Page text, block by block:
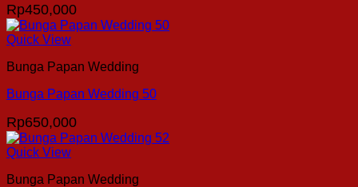
Rp450,000
Quick View
Bunga Papan Wedding
Bunga Papan Wedding 50
Rp650,000
Quick View
Bunga Papan Wedding